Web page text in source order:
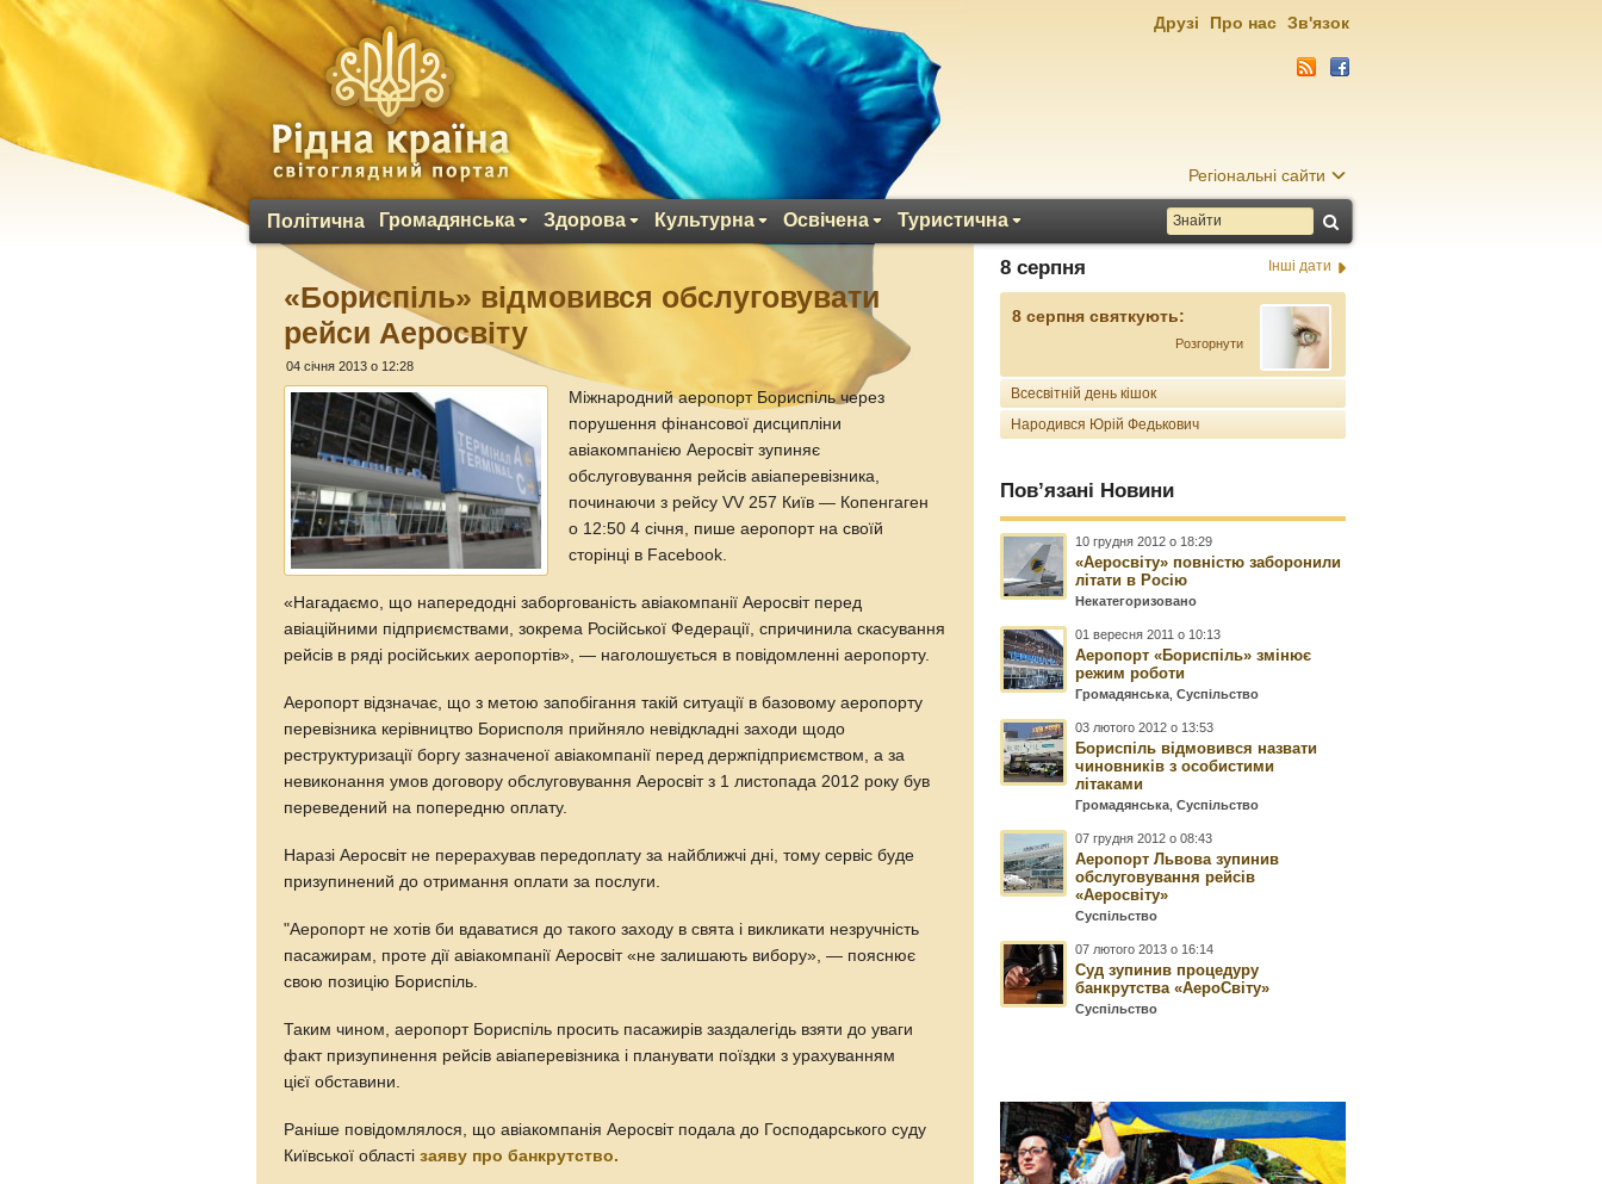
Регіональні сайти
Політична Громадянська Здорова Культурна Освічена Туристична
Друзі Про нас Зв'язок
«Бориспіль» відмовився обслуговувати
рейси Аеросвіту
04 січня 2013 о 12:28
Міжнародний аеропорт Бориспіль через
порушення фінансової дисципліни
авіакомпанією Аеросвіт зупиняє
обслуговування рейсів авіаперевізника,
починаючи з рейсу VV 257 Київ — Копенгаген
о 12:50 4 січня, пише аеропорт на своїй
сторінці в Facebook.
«Нагадаємо, що напередодні заборгованість авіакомпанії Аеросвіт перед
авіаційними підприємствами, зокрема Російської Федерації, спричинила скасування
рейсів в ряді російських аеропортів», — наголошується в повідомленні аеропорту.
Аеропорт відзначає, що з метою запобігання такій ситуації в базовому аеропорту
перевізника керівництво Борисполя прийняло невідкладні заходи щодо
реструктуризації боргу зазначеної авіакомпанії перед держпідприємством, а за
невиконання умов договору обслуговування Аеросвіт з 1 листопада 2012 року був
переведений на попередню оплату.
Наразі Аеросвіт не перерахував передоплату за найближчі дні, тому сервіс буде
призупинений до отримання оплати за послуги.
"Аеропорт не хотів би вдаватися до такого заходу в свята і викликати незручність
пасажирам, проте дії авіакомпанії Аеросвіт «не залишають вибору», — пояснює
свою позицію Бориспіль.
Таким чином, аеропорт Бориспіль просить пасажирів заздалегідь взяти до уваги
факт призупинення рейсів авіаперевізника і планувати поїздки з урахуванням
цієї обставини.
Раніше повідомлялося, що авіакомпанія Аеросвіт подала до Господарського суду
Київської областізаяву про банкрутство.
8 серпня Інші дати
8 серпня святкують:
Розгорнути
Всесвітній день кішок
Народився Юрій Федькович
Пов’язані Новини
10 грудня 2012 о 18:29
«Аеросвіту» повністю заборонили
літати в Росію
Некатегоризовано
01 вересня 2011 о 10:13
Аеропорт «Бориспіль» змінює
режим роботи
Громадянська ,Суспільство
03 лютого 2012 о 13:53
Бориспіль відмовився назвати
чиновників з особистими
літаками
Громадянська ,Суспільство
07 грудня 2012 о 08:43
Аеропорт Львова зупинив
обслуговування рейсів
«Аеросвіту»
Суспільство
07 лютого 2013 о 16:14
Суд зупинив процедуру
банкрутства «АероСвіту»
Суспільство